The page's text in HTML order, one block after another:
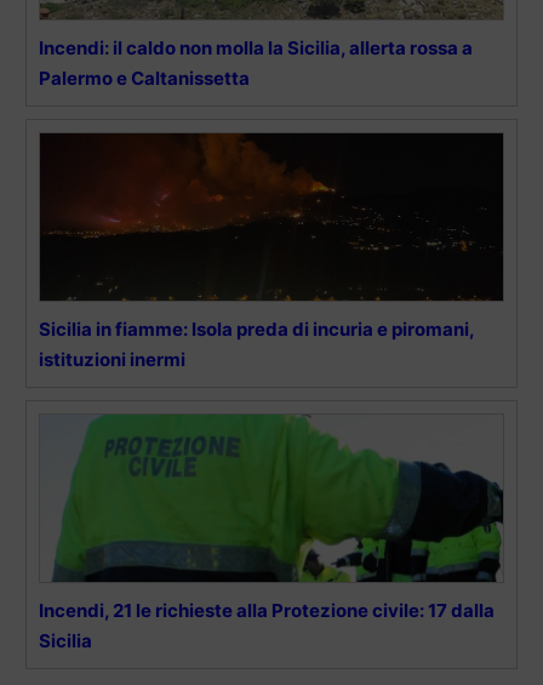
Incendi: il caldo non molla la Sicilia, allerta rossa a
Palermo e Caltanissetta
Sicilia in fiamme: Isola preda di incuria e piromani,
istituzioni inermi
Incendi, 21 le richieste alla Protezione civile: 17 dalla
Sicilia